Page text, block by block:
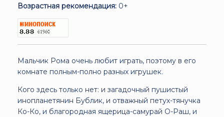
Возрастная рекомендация: 0+
Мальчик Рома очень любит играть, поэтому в его
комнате полным-полно разных игрушек.
Кого здесь только нет: и загадочный пушистый
инопланетянин Бублик, и отважный петух-тянучка
Ко-Ко, и благородная ящерица-самурай О-Раш, и